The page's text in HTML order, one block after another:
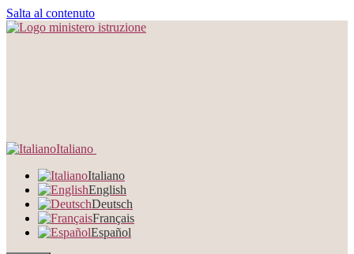
Salta al contenuto
Italiano
Italiano
English
Deutsch
Français
Español